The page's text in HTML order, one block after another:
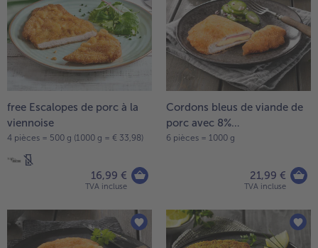
free Escalopes de porc à la
viennoise
4 pièces = 500 g (1000 g = € 33,98)
16,99 €
TVA incluse
Cordons bleus de viande de
porc avec 8%
d'assaisonnement liquide
6 pièces = 1000 g
21,99 €
TVA incluse